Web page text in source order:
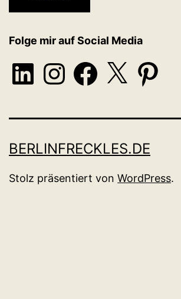
Folge mir auf Social Media
LinkedInInstagramFacebook
X Pinterest
BERLINFRECKLES.DE
Stolz präsentiert von WordPress.